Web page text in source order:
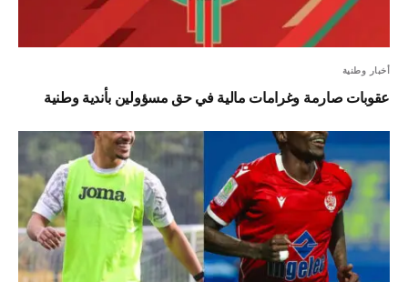
أخبار وطنية
عقوبات صارمة وغرامات مالية في حق مسؤولين بأندية وطنية